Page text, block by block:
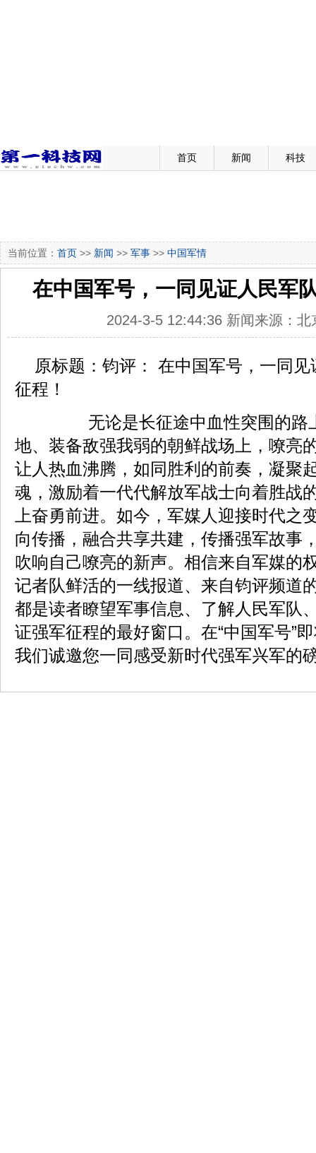
首页 新闻 科技
当前位置： 首页 >> 新闻 >> 军事 >> 中国军情
在中国军号，一同见证人民军
2024-3-5 12:44:36 新闻来源：北
原标题：钧评： 在中国军号，一同
征程！
无论是长征途中血性突围的路
地、装备敌强我弱的朝鲜战场上，嘹亮
让人热血沸腾，如同胜利的前奏，凝聚
魂，激励着一代代解放军战士向着胜战
上奋勇前进。如今，军媒人迎接时代之
向传播，融合共享共建，传播强军故事
吹响自己嘹亮的新声。相信来自军媒的
记者队鲜活的一线报道、来自钧评频道
都是读者瞭望军事信息、了解人民军队
证强军征程的最好窗口。在“中国军号”
我们诚邀您一同感受新时代强军兴军的